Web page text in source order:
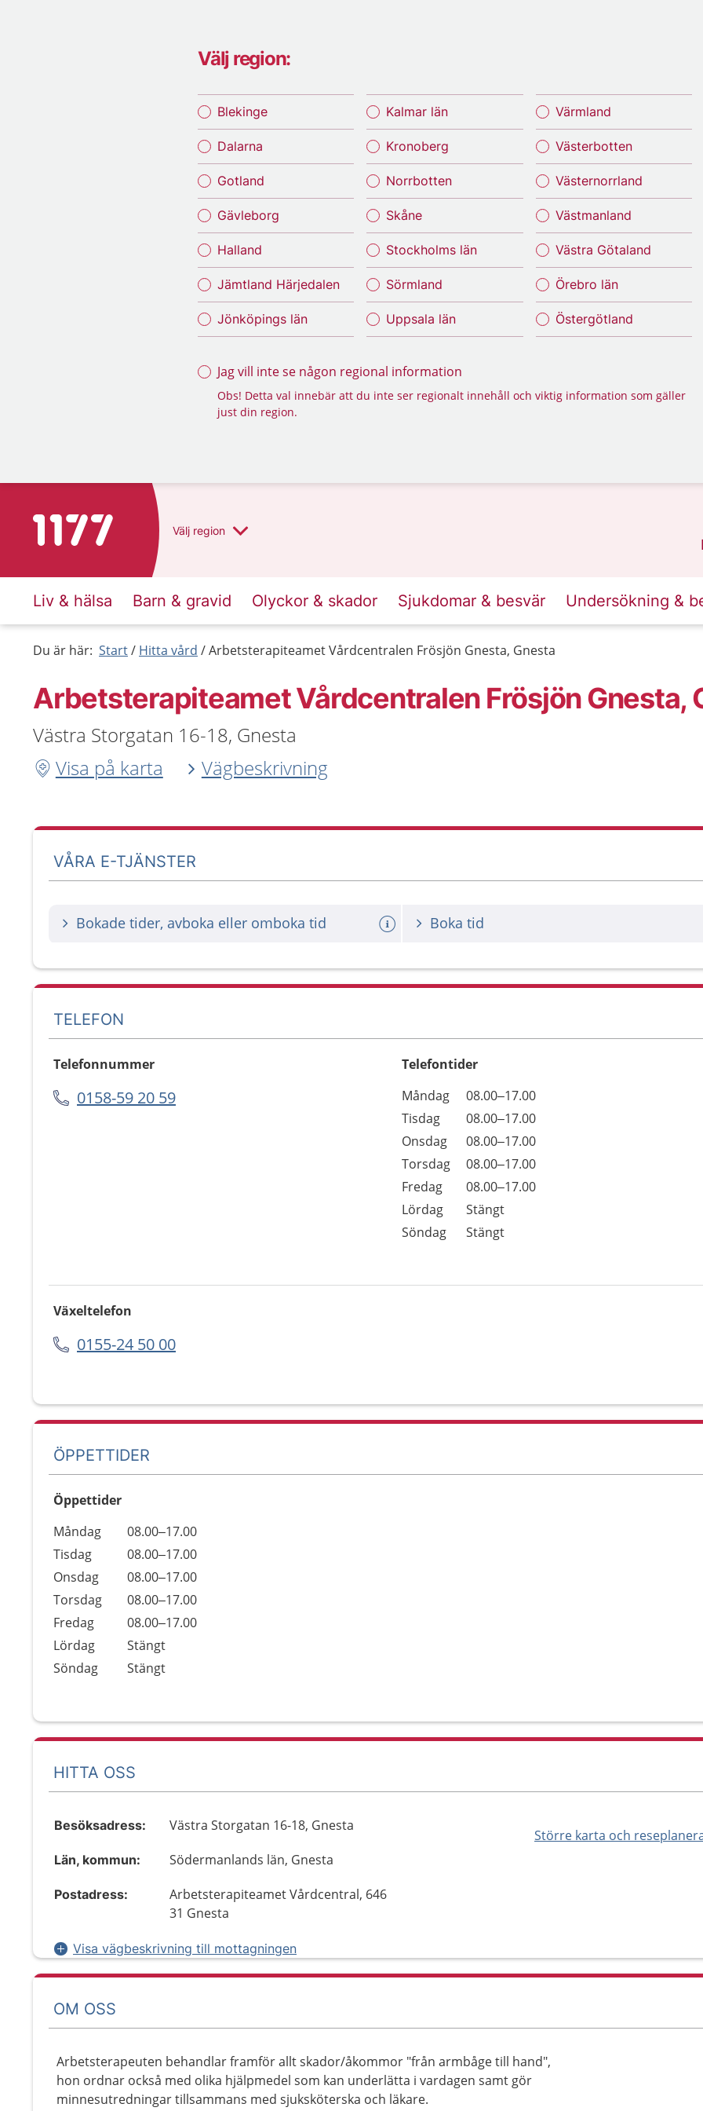
Välj region:
Blekinge
Dalarna
Gotland
Gävleborg
Halland
Jämtland Härjedalen
Jönköpings län
Kalmar län
Kronoberg
Norrbotten
Skåne
Stockholms län
Sörmland
Uppsala län
Värmland
Västerbotten
Västernorrland
Västmanland
Västra Götaland
Örebro län
Östergötland
Jag vill inte se någon regional information
Obs! Detta val innebär att du inte ser regionalt innehåll och viktig information som gäller
just din region.
Till startsidan för 1177 Välj region
Liv & hälsa Barn & gravid Olyckor & skador Sjukdomar & besvär Undersökning &
Du är här: Start Hitta vård Arbetsterapiteamet Vårdcentralen Frösjön Gnesta, Gnesta
Arbetsterapiteamet Vårdcentralen Frösjön Gnesta,
Västra Storgatan 16-18, Gnesta
Visa på karta
Vägbeskrivning
VÅRA E-TJÄNSTER
Bokade tider, avboka eller omboka tid Boka tid
TELEFON
Telefonnummer
0158-59 20 59
Telefontider
Dag
Öppettider
Kommentarer
Måndag
08.00–17.00
Tisdag
08.00–17.00
Onsdag
08.00–17.00
Torsdag
08.00–17.00
Fredag
08.00–17.00
Lördag
Stängt
Söndag
Stängt
Växeltelefon
0155-24 50 00
ÖPPETTIDER
Öppettider
Dag
Öppettider
Kommentarer
Måndag
08.00–17.00
Tisdag
08.00–17.00
Onsdag
08.00–17.00
Torsdag
08.00–17.00
Fredag
08.00–17.00
Lördag
Stängt
Söndag
Stängt
HITTA OSS
Större karta och
Besöksadress: Västra Storgatan 16-18, Gnesta
Län, kommun: Södermanlands län, Gnesta
Postadress:
Arbetsterapiteamet Vårdcentral, 646
31 Gnesta
Visa vägbeskrivning till mottagningen
OM OSS
Arbetsterapeuten behandlar framför allt skador/åkommor "från armbåge till hand",
hon ordnar också med olika hjälpmedel som kan underlätta i vardagen samt gör
minnesutredningar tillsammans med sjuksköterska och läkare.